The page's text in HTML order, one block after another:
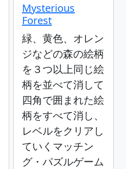
Mysterious
Forest
緑、黄色、オレン
ジなどの森の絵柄
を３つ以上同じ絵
柄を並べて消して
四角で囲まれた絵
柄をすべて消し、
レベルをクリアし
ていくマッチン
グ・パズルゲーム